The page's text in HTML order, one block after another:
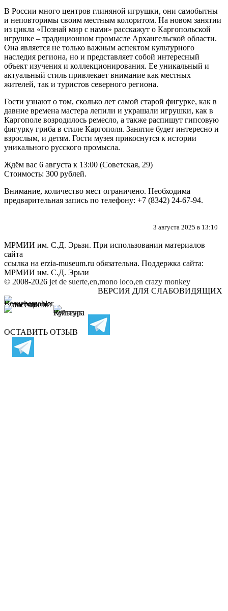
В России много центров глиняной игрушки, они самобытны
и неповторимы своим местным колоритом. На новом занятии
из цикла «Познай мир с нами» расскажут о Каргопольской
игрушке – традиционном промысле Архангельской области.
Она является не только важным аспектом культурного
наследия региона, но и представляет собой интересный
объект изучения и коллекционирования. Ее уникальный и
актуальный стиль привлекает внимание как местных
жителей, так и туристов северного региона.
Гости узнают о том, сколько лет самой старой фигурке, как в
давние времена мастера лепили и украшали игрушки, как в
Каргополе возродилось ремесло, а также распишут гипсовую
фигурку гриба в стиле Каргополя. Занятие будет интересно и
взрослым, и детям. Гости музея прикоснутся к истории
уникального русского промысла.
Ждём вас 6 августа к 13:00 (Советская, 29)
Стоимость: 300 рублей.
Внимание, количество мест ограничено. Необходима
предварительная запись по телефону: +7 (8342) 24-67-94.
3 августа 2025 в 13:10
МРМИИ им. С.Д. Эрьзи. При использовании материалов
сайта
ссылка на erzia-museum.ru обязательна. Поддержка сайта:
МРМИИ им. С.Д. Эрьзи
© 2008-2026 jet de suerte,en,mono loco,en crazy monkey
ВЕРСИЯ ДЛЯ СЛАБОВИДЯЩИХ
ОСТАВИТЬ ОТЗЫВ